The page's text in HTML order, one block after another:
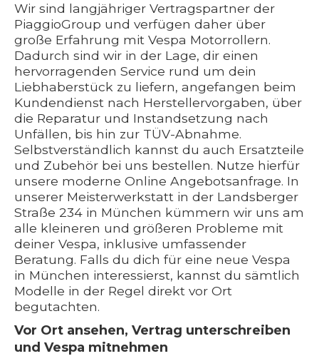
Wir sind langjähriger Vertragspartner der
PiaggioGroup und verfügen daher über
große Erfahrung mit Vespa Motorrollern.
Dadurch sind wir in der Lage, dir einen
hervorragenden Service rund um dein
Liebhaberstück zu liefern, angefangen beim
Kundendienst nach Herstellervorgaben, über
die Reparatur und Instandsetzung nach
Unfällen, bis hin zur TÜV-Abnahme.
Selbstverständlich kannst du auch Ersatzteile
und Zubehör bei uns bestellen. Nutze hierfür
unsere moderne Online Angebotsanfrage. In
unserer Meisterwerkstatt in der Landsberger
Straße 234 in München kümmern wir uns am
alle kleineren und größeren Probleme mit
deiner Vespa, inklusive umfassender
Beratung. Falls du dich für eine neue Vespa
in München interessierst, kannst du sämtlich
Modelle in der Regel direkt vor Ort
begutachten.
Vor Ort ansehen, Vertrag unterschreiben
und Vespa mitnehmen